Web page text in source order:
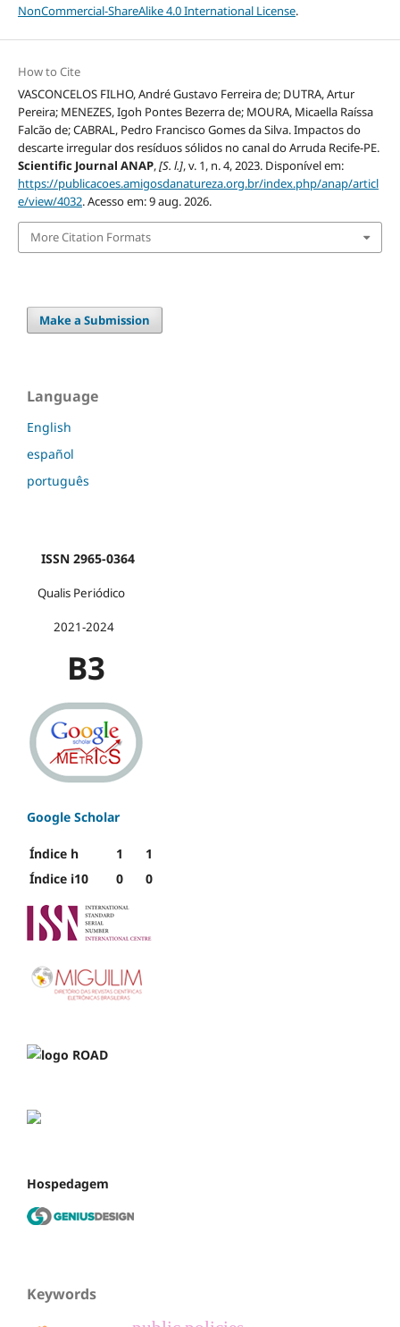
NonCommercial-ShareAlike 4.0 International License.
How to Cite
VASCONCELOS FILHO, André Gustavo Ferreira de; DUTRA, Artur
Pereira; MENEZES, Igoh Pontes Bezerra de; MOURA, Micaella Raíssa
Falcão de; CABRAL, Pedro Francisco Gomes da Silva. Impactos do
descarte irregular dos resíduos sólidos no canal do Arruda Recife-PE.
Scientific Journal ANAP,[S. l.], v. 1, n. 4, 2023. Disponível em:
https://publicacoes.amigosdanatureza.org.br/index.php/anap/articl
e/view/4032. Acesso em: 9 aug. 2026.
More Citation Formats
Make a Submission
Language
English
español
português
ISSN 2965-0364
Qualis Periódico
2021-2024
B3
Google Scholar
Índice h 1
1
Índice i10
0 0
Hospedagem
Keywords